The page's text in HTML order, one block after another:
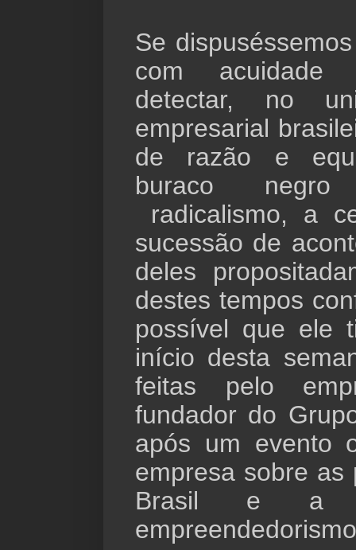
Se
com acuidade
detectar, no
empresarial
de razão e
buraco
radicalismo, a
sucessão de
deles
destes tempos
possível que ele
início desta
feitas pelo
fundador do
após um evento
empresa sobre as
Brasil e a